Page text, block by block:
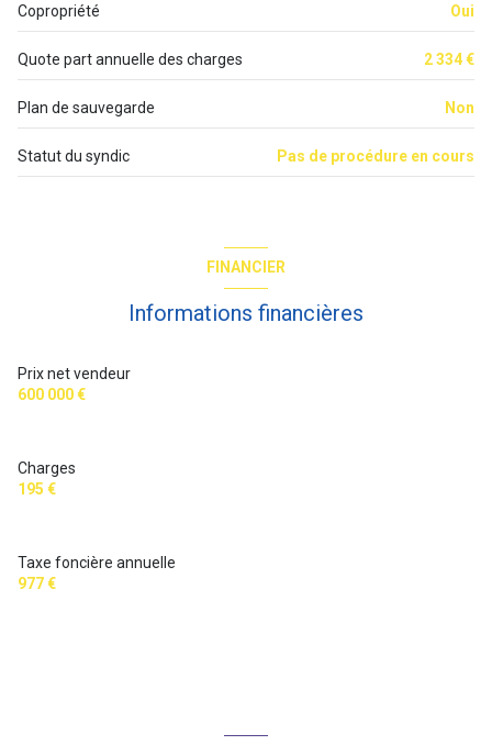
vue Jardin et rue
terrasse
quartier M? Anvers et Cadet
accès handicapé
Copropriété Oui
Quote part annuelle des charges 2 334 €
Plan de sauvegarde Non
Statut du syndic Pas de procédure en cours
FINANCIER
Informations financières
Prix net vendeur
600 000 €
Charges
195 €
Taxe foncière annuelle
977 €